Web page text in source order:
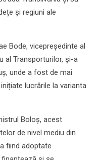
și regiuni ale
Bode, vicepreședinte al
al Transporturilor, și-a
unde a fost de mai
lucrările la varianta
Boloș, acest
de nivel mediu din
fiind adoptate